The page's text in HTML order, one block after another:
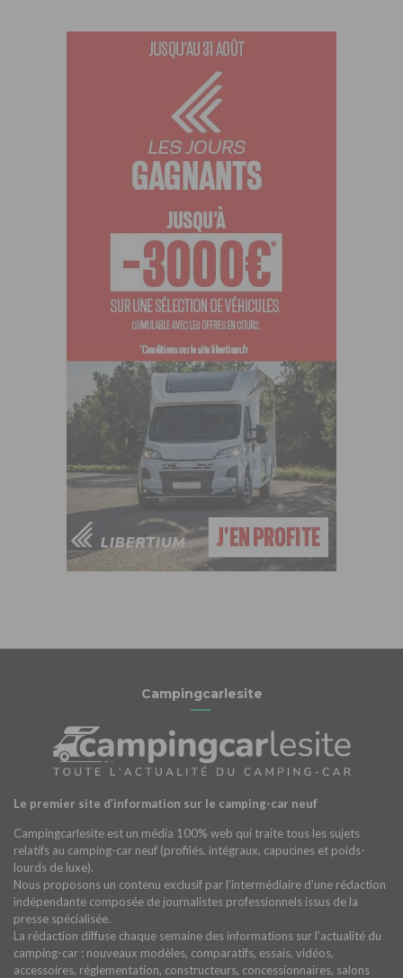
Campingcarlesite
Le premier site d’information sur le camping-car neuf
Campingcarlesite est un média 100% web qui traite tous les sujets
relatifs au camping-car neuf (profilés, intégraux, capucines et poids-
lourds de luxe).
Nous proposons un contenu exclusif par l’intermédiaire d’une rédaction
indépendante composée de journalistes professionnels issus de la
presse spécialisée.
La rédaction diffuse chaque semaine des informations sur l’actualité du
camping-car : nouveaux modèles, comparatifs, essais, vidéos,
accessoires, réglementation, constructeurs, concessionnaires, salons